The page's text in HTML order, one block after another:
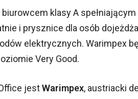
klasy A
i prysznice dla osób
elektrycznych. Warimpex
Very Good.
jestWarimpex, austriacki